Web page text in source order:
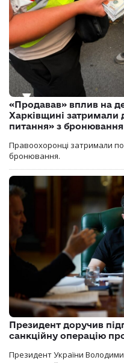
«Продавав» вплив на
Харківщині затримали
питання» з
Правоохоронці затримали
бронювання.
Президент доручив
санкційну операцію
Президент України